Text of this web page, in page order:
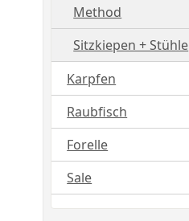
Method
Sitzkiepen + Stühle
Karpfen
Raubfisch
Forelle
Sale